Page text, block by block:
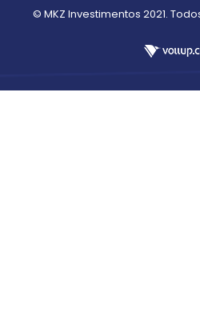
© MKZ Investimentos 2021.